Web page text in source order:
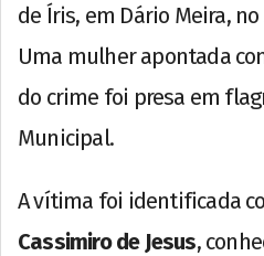
de Íris, em Dário Meira,
Uma mulher apontada
do crime foi presa em
Municipal.
A vítima foi identificada
Cassimiro de Jesus,